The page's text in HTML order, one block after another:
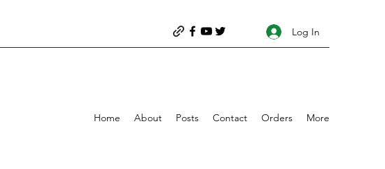
Log In
Home About Posts Contact Orders More